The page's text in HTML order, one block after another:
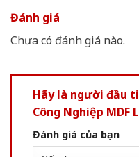
Đánh giá
Chưa có đánh giá nào.
Hãy là người đầu
Công Nghiệp MDF
Đánh giá của bạn